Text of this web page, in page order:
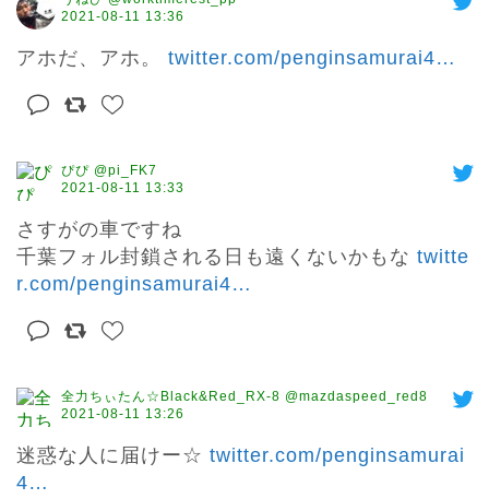
2021-08-11 13:36
アホだ、アホ。 twitter.com/penginsamurai4…
ぴぴ @pi_FK7
2021-08-11 13:33
さすがの車ですね
千葉フォル封鎖される日も遠くないかもな twitte
r.com/penginsamurai4…
全力ちぃたん☆Black&Red_RX-8 @mazdaspeed_red8
2021-08-11 13:26
迷惑な人に届けー☆ twitter.com/penginsamurai
4…